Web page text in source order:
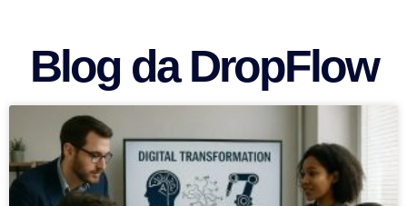
Blog da DropFlow